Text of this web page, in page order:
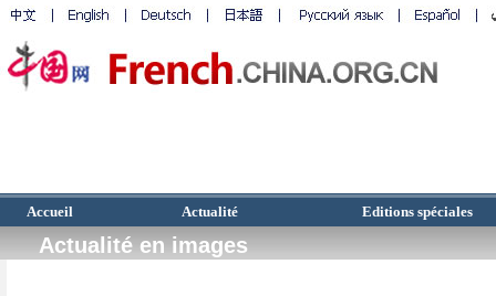
Accueil Actualité Editions spéciales
Actualité en images